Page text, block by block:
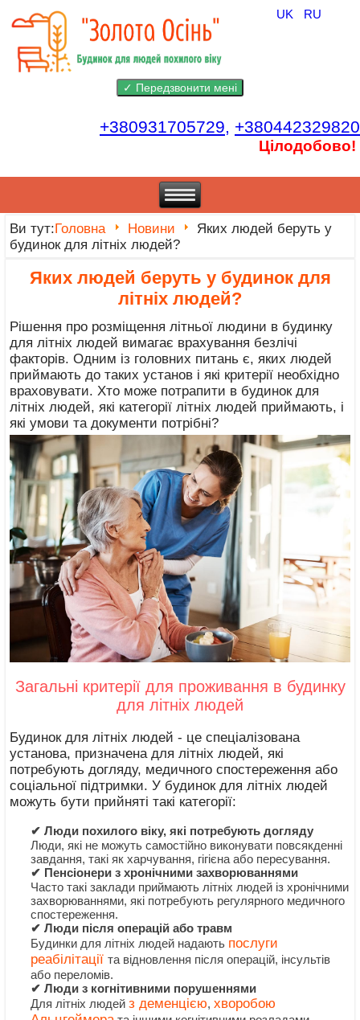
UK RU
+380931705729, +380442329820
Цілодобово!
Ви тут:Головна Новини
Яких людей беруть у
будинок для літніх людей?
Яких людей беруть у будинок для
літніх людей?
Рішення про розміщення літньої людини в будинку
для літніх людей вимагає врахування безлічі
факторів. Одним із головних питань є, яких людей
приймають до таких установ і які критерії необхідно
враховувати. Хто може потрапити в будинок для
літніх людей, які категорії літніх людей приймають, і
які умови та документи потрібні?
Загальні критерії для проживання в будинку
для літніх людей
Будинок для літніх людей - це спеціалізована
установа, призначена для літніх людей, які
потребують догляду, медичного спостереження або
соціальної підтримки. У будинок для літніх людей
можуть бути прийняті такі категорії:
✔ Люди похилого віку, які потребують догляду
Люди, які не можуть самостійно виконувати повсякденні
завдання, такі як харчування, гігієна або пересування.
✔ Пенсіонери з хронічними захворюваннями
Часто такі заклади приймають літніх людей із хронічними
захворюваннями, які потребують регулярного медичного
спостереження.
✔ Люди після операцій або травм
Будинки для літніх людей надають послуги
реабілітаціїта відновлення після операцій, інсультів
або переломів.
✔ Люди з когнітивними порушеннями
Для літніх людейз деменцією,хворобою